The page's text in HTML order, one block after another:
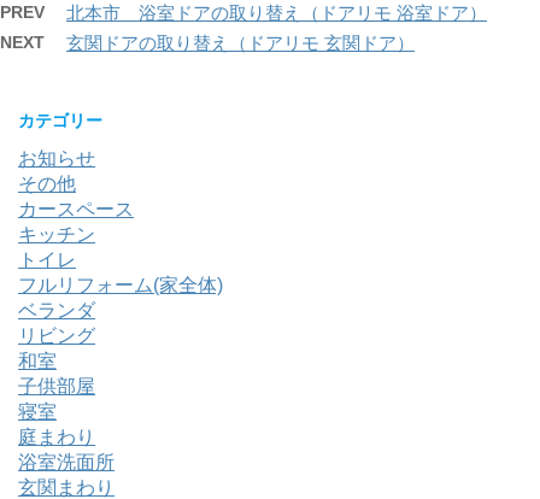
PREV 北本市 浴室ドアの取り替え（ドアリモ 浴室ドア）
NEXT 玄関ドアの取り替え（ドアリモ 玄関ドア）
カテゴリー
お知らせ
その他
カースペース
キッチン
トイレ
フルリフォーム(家全体)
ベランダ
リビング
和室
子供部屋
寝室
庭まわり
浴室洗面所
玄関まわり